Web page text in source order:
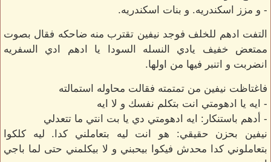
- و مزز اسكندريه. و بنات اسكندريه.
التفت ادهم للخلف فوجد نيفين تقترب منه ضاحكه فقال بصوت
ممتعض خفيف يادي النسله السودا يا ادهم ادي السفريه
انضربت و اتنبر فيها من اولها.
فاغتاظت نيفين من تمتمته فقالت محاوله استمالته
- ايه يا ادهومتي انت بتكلم نفسك و لا ايه
- أدهم باستنكار: ايه ادهومتي دي يا بت انتي ما تتعدلي
نيفين بحزن حقيقي: هو انت ليه بتعاملني كدا. ليه كلكوا
بتعاملوني كدا محدش فيكوا بيحبني و لا بيكلمني حتى لما باجي